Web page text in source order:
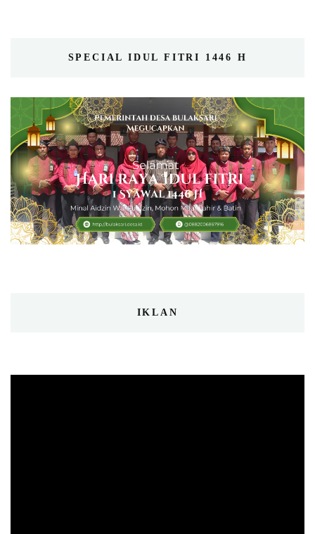
SPECIAL IDUL FITRI 1446 H
IKLAN